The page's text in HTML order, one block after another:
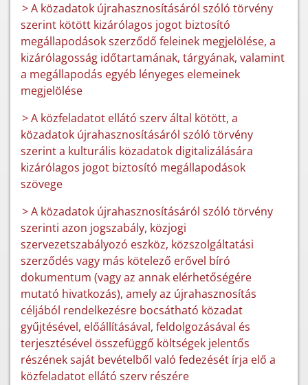
> A közadatok újrahasznosításáról szóló törvény
szerint kötött kizárólagos jogot biztosító
megállapodások szerződő feleinek megjelölése, a
kizárólagosság időtartamának, tárgyának, valamint
a megállapodás egyéb lényeges elemeinek
megjelölése
> A közfeladatot ellátó szerv által kötött, a
közadatok újrahasznosításáról szóló törvény
szerint a kulturális közadatok digitalizálására
kizárólagos jogot biztosító megállapodások
szövege
> A közadatok újrahasznosításáról szóló törvény
szerinti azon jogszabály, közjogi
szervezetszabályozó eszköz, közszolgáltatási
szerződés vagy más kötelező erővel bíró
dokumentum (vagy az annak elérhetőségére
mutató hivatkozás), amely az újrahasznosítás
céljából rendelkezésre bocsátható közadat
gyűjtésével, előállításával, feldolgozásával és
terjesztésével összefüggő költségek jelentős
részének saját bevételből való fedezését írja elő a
közfeladatot ellátó szerv részére